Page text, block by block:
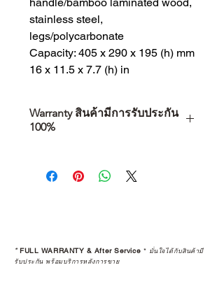
stainless steel,
legs/polycarbonate
Capacity: 405 x 290 x 195 (h) mm
16 x 11.5 x 7.7 (h) in
Warranty สินค้ามีการรับประกัน
100%
คุณตัดสินใจซื้อ แต่รวมไปถึง
“ประสบการณ์หลังการใช้งาน” ใน
STUDIO และร้านตัวแทนจำหน่ายที่
ได้รับการแต่งตั้งอย่างเป็นทางการ จะ
*FULL WARRANTY & After Service * มั่นใจได้กับสินค้ามี
รับประกัน พร้อมบริการหลังการขาย